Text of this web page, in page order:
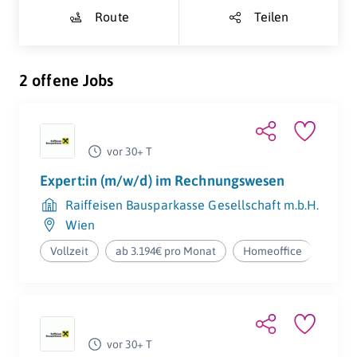
Route Teilen
2 offene Jobs
vor 30+ T
Expert:in (m/w/d) im Rechnungswesen
Raiffeisen Bausparkasse Gesellschaft m.b.H.
Wien
Vollzeit ab 3.194€ pro Monat Homeoffice
vor 30+ T